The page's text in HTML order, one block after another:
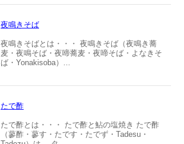
夜鳴きそば
夜鳴きそばとは・・・ 夜鳴きそば（夜鳴き蕎
麦・夜鳴そば・夜啼蕎麦・夜啼そば・よなきそ
ば・Yonakisoba）...
たで酢
たで酢とは・・・ たで酢と鮎の塩焼き たで酢
（蓼酢・蓼す・たです・たでず・Tadesu・